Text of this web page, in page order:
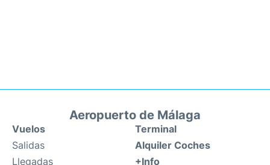
Aeropuerto de Málaga
Vuelos
Salidas
Llegadas
Terminal
Alquiler Coches
+Info